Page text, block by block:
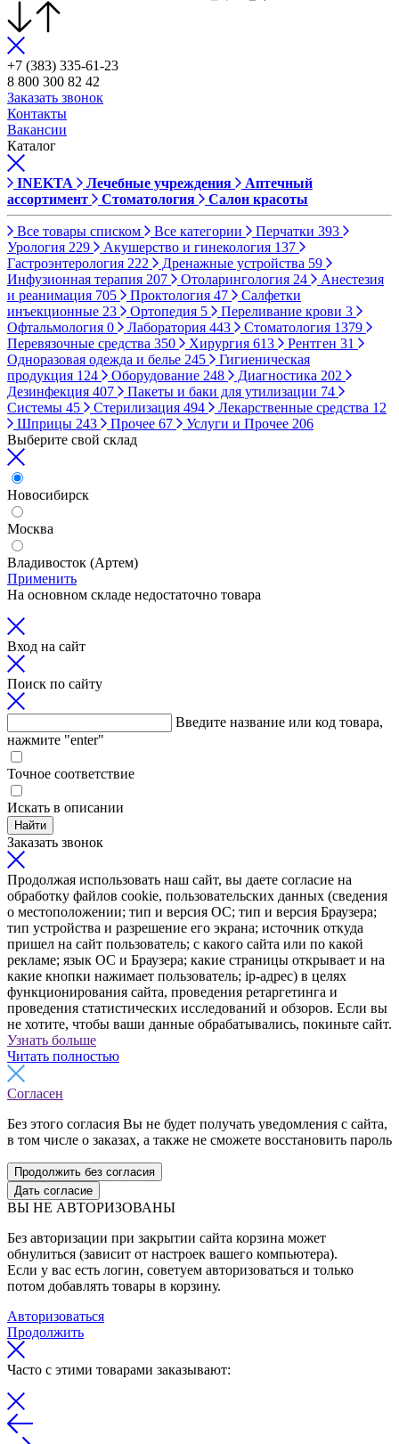
+7 (383) 335-61-23
8 800 300 82 42
Заказать звонок
Контакты
Вакансии
Каталог
INEKTA Лечебные учреждения
Аптечный
ассортимент
Стоматология Салон красоты
Все товары списком Все категории Перчатки 393
Урология 229 Акушерство и гинекология 137
Гастроэнтерология 222 Дренажные устройства 59
Инфузионная терапия 207 Отоларингология 24
Анестезия
и реанимация 705 Проктология 47
Салфетки
инъекционные 23 Ортопедия 5 Переливание крови 3
Офтальмология 0 Лаборатория 443 Стоматология 1379
Перевязочные средства 350 Хирургия 613 Рентген 31
Одноразовая одежда и белье 245
Гигиеническая
продукция 124 Оборудование 248 Диагностика 202
Дезинфекция 407 Пакеты и баки для утилизации 74
Системы 45 Стерилизация 494 Лекарственные средства 12
Шприцы 243 Прочее 67 Услуги и Прочее 206
Выберите свой склад
Новосибирск
Москва
Владивосток (Артем)
Применить
На основном складе недостаточно товара
Вход на сайт
Поиск по сайту
Введите название или код товара,
нажмите "enter"
Точное соответствие
Искать в описании
Найти
Заказать звонок
Продолжая использовать наш сайт, вы даете согласие на
обработку файлов cookie, пользовательских данных (сведения
о местоположении; тип и версия ОС; тип и версия Браузера;
тип устройства и разрешение его экрана; источник откуда
пришел на сайт пользователь; с какого сайта или по какой
рекламе; язык ОС и Браузера; какие страницы открывает и на
какие кнопки нажимает пользователь; ip-адрес) в целях
функционирования сайта, проведения ретаргетинга и
проведения статистических исследований и обзоров. Если вы
не хотите, чтобы ваши данные обрабатывались, покиньте сайт.
Узнать больше
Читать полностью
Согласен
Без этого согласия Вы не будет получать уведомления с сайта,
в том числе о заказах, а также не сможете восстановить пароль
Продолжить без согласия
Дать согласие
ВЫ НЕ АВТОРИЗОВАНЫ
Без авторизации при закрытии сайта корзина может
обнулиться (зависит от настроек вашего компьютера).
Если у вас есть логин, советуем авторизоваться и только
потом добавлять товары в корзину.
Авторизоваться
Продолжить
Часто с этими товарами заказывают: